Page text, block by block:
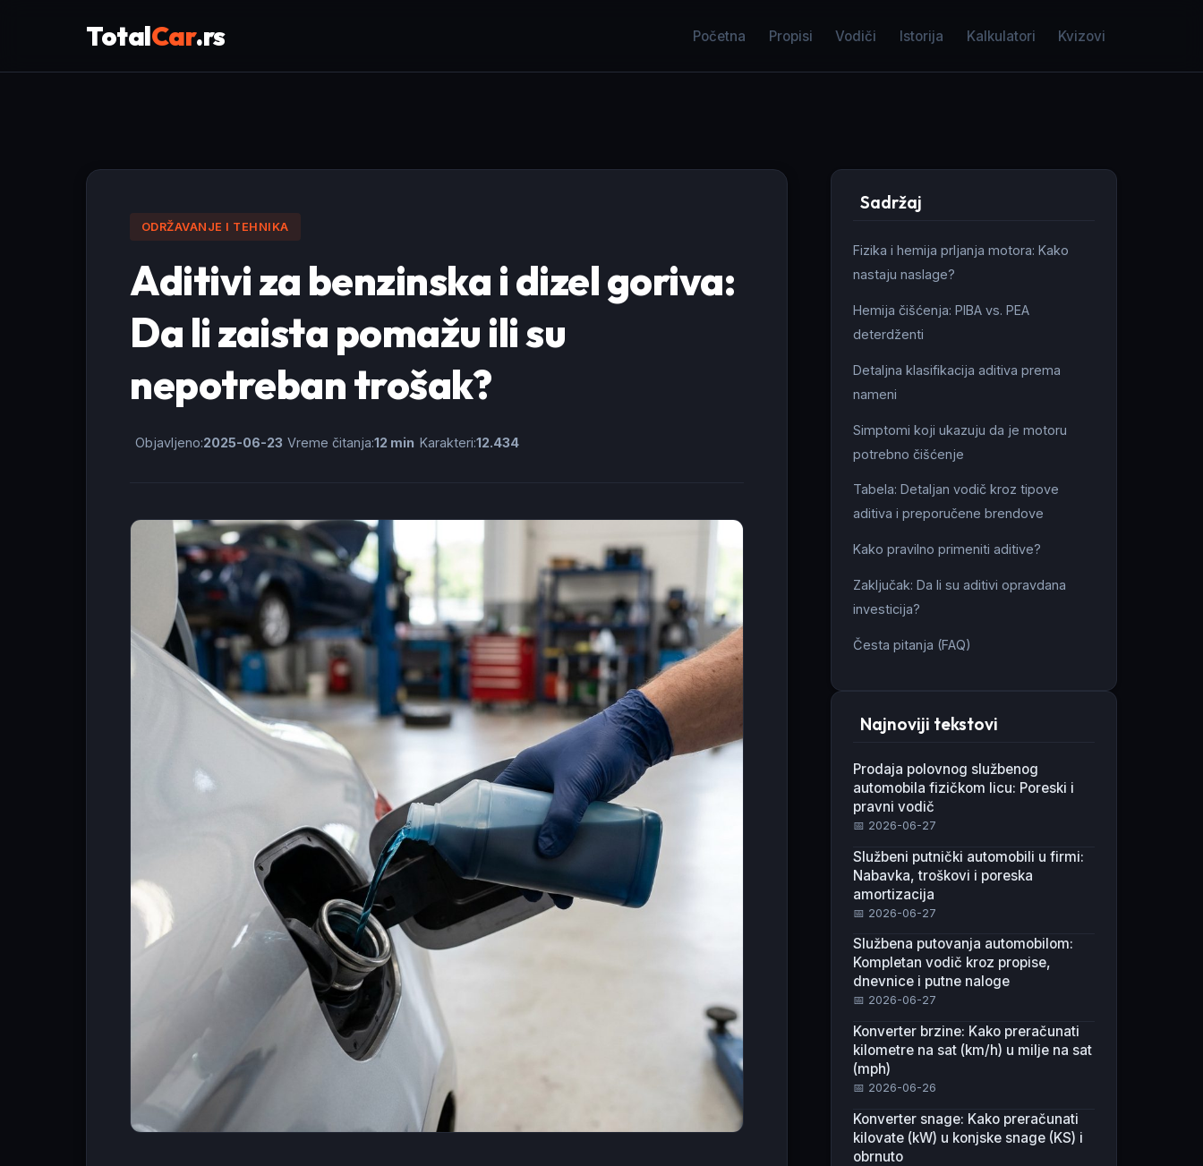
TotalCar.rs Početna Propisi Vodiči Istorija Kalkulatori Kvizovi
ODRŽAVANJE I TEHNIKA
Aditivi za benzinska i dizel goriva:
Da li zaista pomažu ili su
nepotreban trošak?
Objavljeno:2025-06-23 Vreme čitanja:12 min Karakteri:12.434
Sadržaj
Fizika i hemija prljanja motora: Kako
nastaju naslage?
Hemija čišćenja: PIBA vs. PEA
deterdženti
Detaljna klasifikacija aditiva prema
nameni
Simptomi koji ukazuju da je motoru
potrebno čišćenje
Tabela: Detaljan vodič kroz tipove
aditiva i preporučene brendove
Kako pravilno primeniti aditive?
Zaključak: Da li su aditivi opravdana
investicija?
Česta pitanja (FAQ)
Najnoviji tekstovi
Prodaja polovnog službenog
automobila fizičkom licu: Poreski i
pravni vodič
📅 2026-06-27
Službeni putnički automobili u firmi:
Nabavka, troškovi i poreska
amortizacija
📅 2026-06-27
Službena putovanja automobilom:
Kompletan vodič kroz propise,
dnevnice i putne naloge
📅 2026-06-27
Konverter brzine: Kako preračunati
kilometre na sat (km/h) u milje na sat
(mph)
📅 2026-06-26
Konverter snage: Kako preračunati
kilovate (kW) u konjske snage (KS) i
obrnuto